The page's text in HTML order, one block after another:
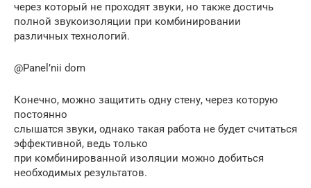
через который не проходят звуки, но также достичь
полной звукоизоляции при комбинировании
различных технологий.
@Panel’nii dom
Конечно, можно защитить одну стену, через которую
постоянно
слышатся звуки, однако такая работа не будет считаться
эффективной, ведь только
при комбинированной изоляции можно добиться
необходимых результатов.